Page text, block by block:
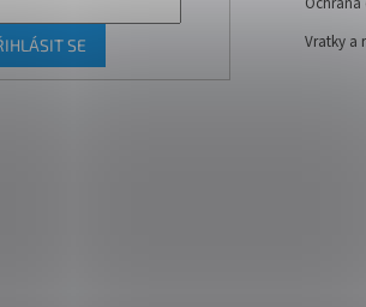
SE
Vratky a